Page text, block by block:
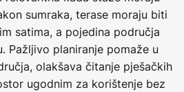
sumraka, terase moraju biti
satima, a pojedina područja
Pažljivo planiranje pomaže u
olakšava čitanje pješačkih
ugodnim za korištenje bez